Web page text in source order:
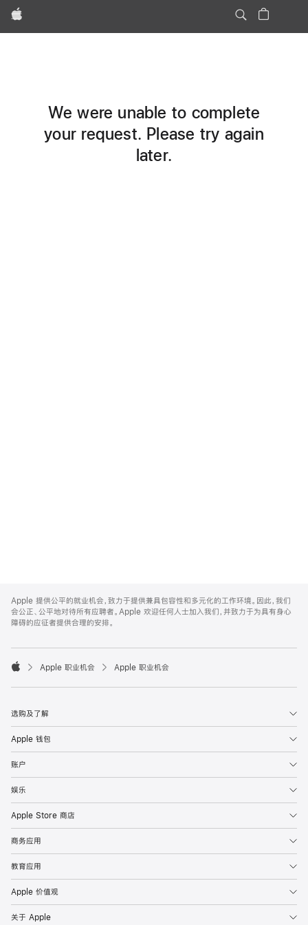
Apple
We were unable to complete
your request. Please try again
later.
Footer
Apple 提供公平的就业机会，致力于提供兼具包容性和多元化的工作环境。因此，我们
会公正、公平地对待所有应聘者。Apple 欢迎任何人士加入我们，并致力于为具有身心
障碍的应征者提供合理的安排。

Apple 职业机会 Apple 职业机会
选购及了解
Apple 钱包
账户
娱乐
Apple Store 商店
商务应用
教育应用
Apple 价值观
关于 Apple